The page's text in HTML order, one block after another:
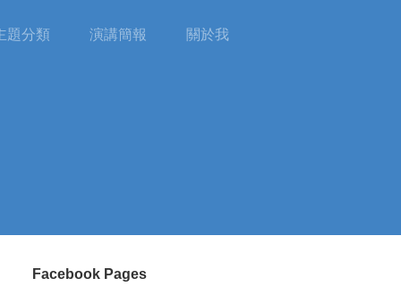
題分類 演講簡報 關於我
Facebook Pages